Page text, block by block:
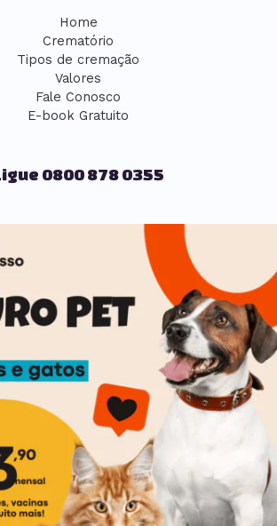
Home
Crematório
Tipos de cremação
Valores
Fale Conosco
E-book Gratuito
0800 878 0355